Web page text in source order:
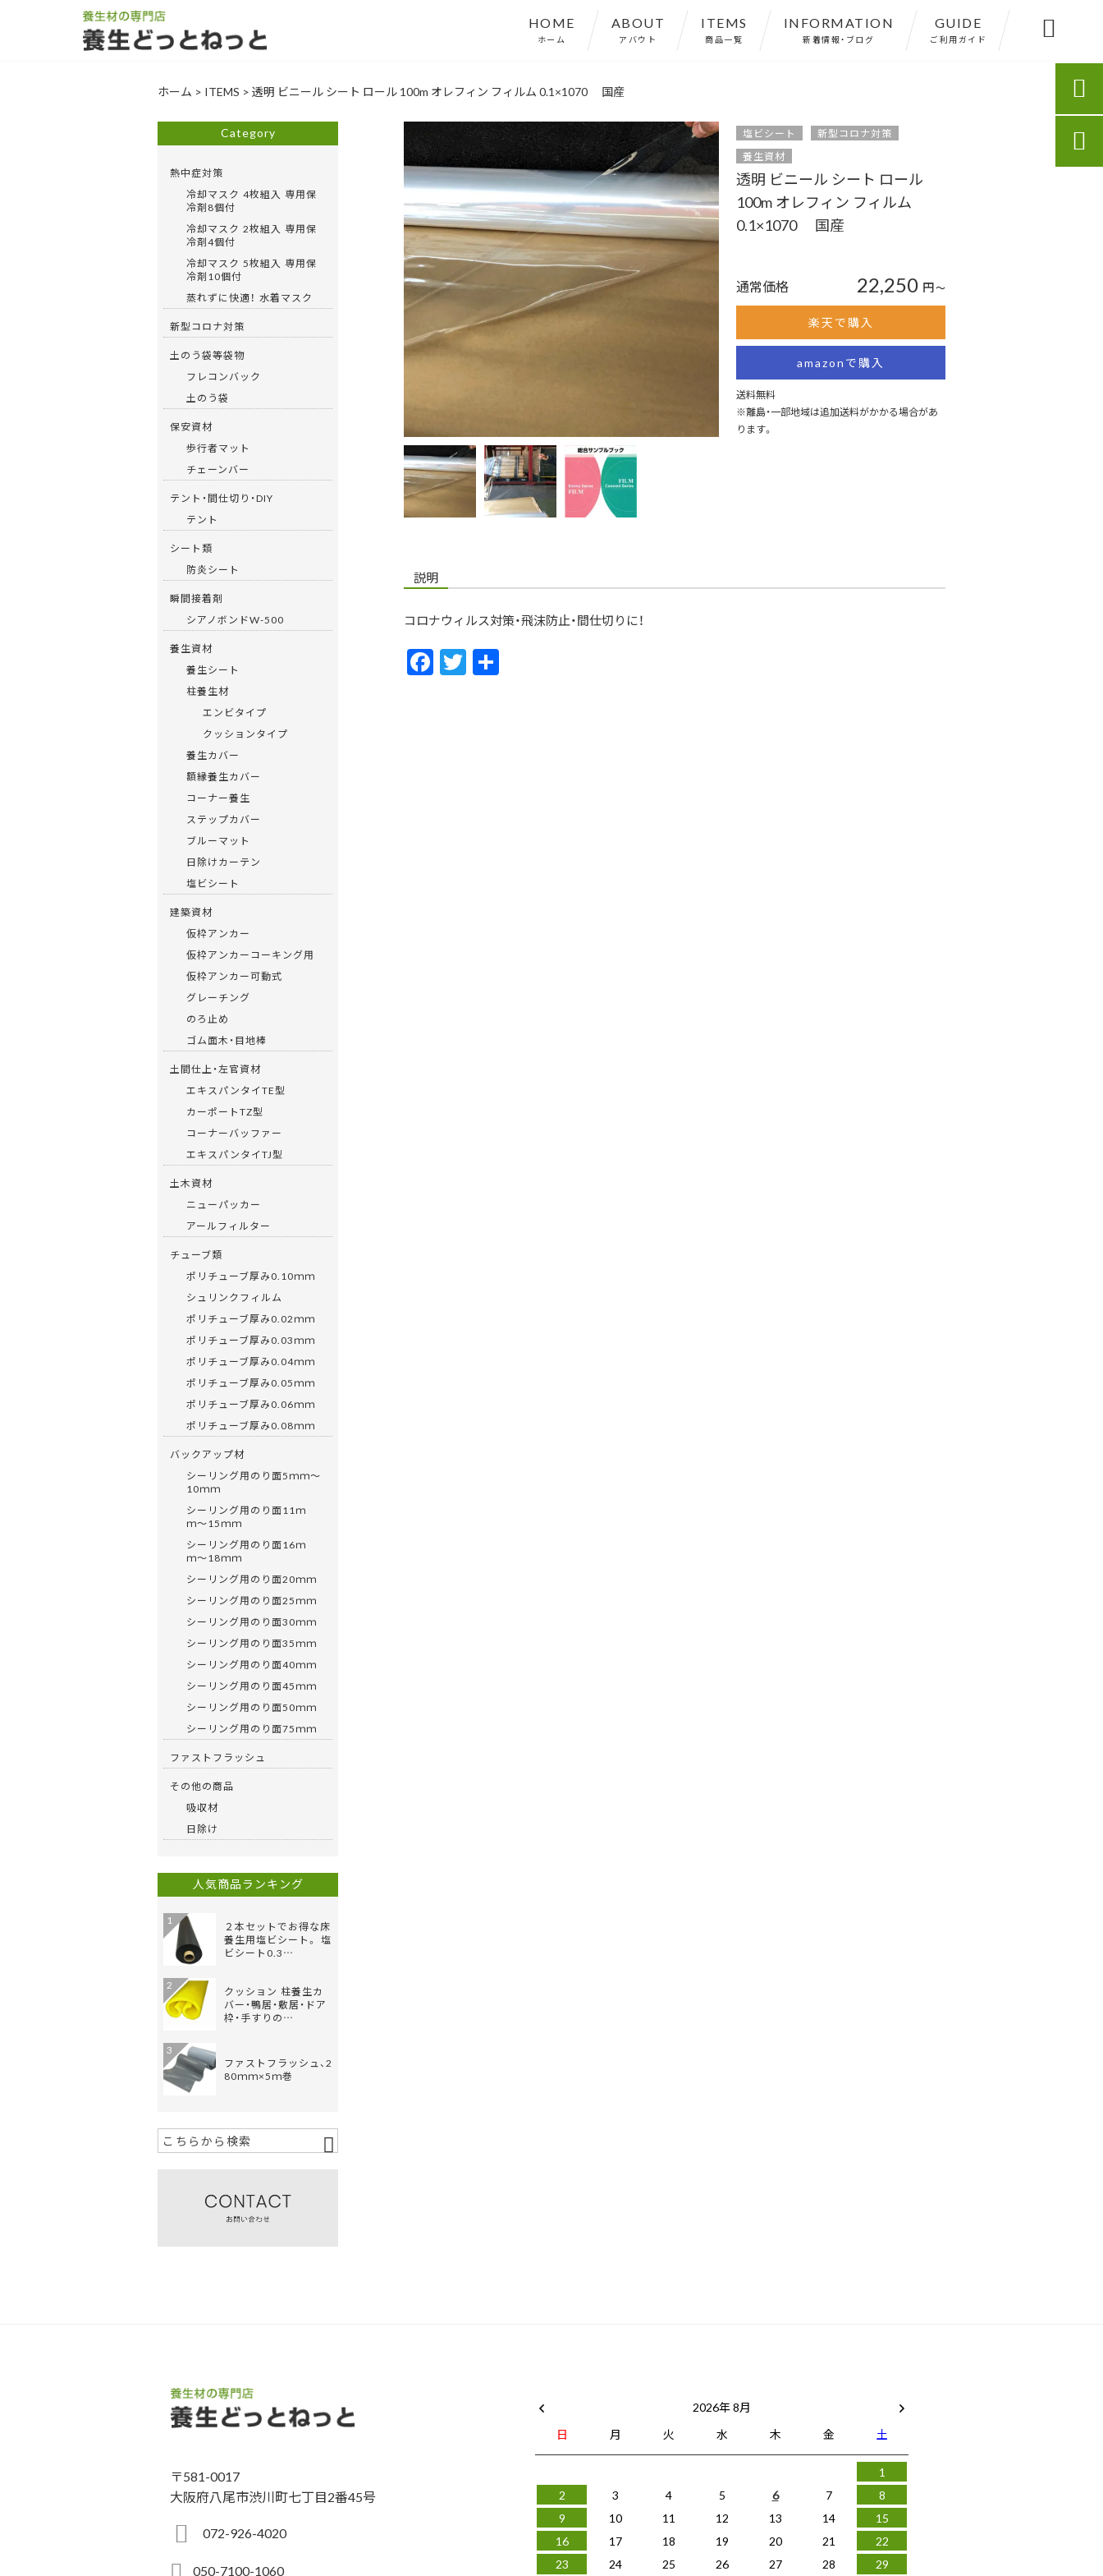
HOME
ホーム
ABOUT
アバウト
ITEMS
商品一覧
INFORMATION
新着情報・ブログ
GUIDE
ご利用ガイド 
ホーム > ITEMS > 透明 ビニール シート ロール 100m オレフィン フィルム 0.1×1070 国産
塩ビシート
新型コロナ対策
養生資材
透明 ビニール シート ロール
100m オレフィン フィルム
0.1×1070 国産
通常価格 22,250 円〜
楽天で購入
amazonで購入
送料無料
※離島・一部地域は追加送料がかかる場合があ
ります。
説明
コロナウィルス対策・飛沫防止・間仕切りに！
F
ac
T
w
Category
熱中症対策
冷却マスク 4枚組入 専用保
冷剤8個付
冷却マスク 2枚組入 専用保
冷剤4個付
冷却マスク 5枚組入 専用保
冷剤10個付
蒸れずに快適！ 水着マスク
新型コロナ対策
土のう袋等袋物
フレコンバック
土のう袋
保安資材
歩行者マット
チェーンバー
テント・間仕切り・DIY
テント
シート類
防炎シート
瞬間接着剤
シアノボンドW-500
養生資材
養生シート
柱養生材
エンビタイプ
クッションタイプ
養生カバー
額縁養生カバー
コーナー養生
ステップカバー
ブルーマット
日除けカーテン
塩ビシート
建築資材
仮枠アンカー
仮枠アンカーコーキング用
仮枠アンカー可動式
グレーチング
のろ止め
ゴム面木・目地棒
土間仕上・左官資材
エキスパンタイTE型
カーポートTZ型
コーナーバッファー
エキスパンタイTJ型
土木資材
ニューパッカー
アールフィルター
チューブ類
ポリチューブ厚み0.10ｍｍ
シュリンクフィルム
ポリチューブ厚み0.02ｍｍ
ポリチューブ厚み0.03ｍｍ
ポリチューブ厚み0.04ｍｍ
ポリチューブ厚み0.05ｍｍ
ポリチューブ厚み0.06ｍｍ
ポリチューブ厚み0.08ｍｍ
バックアップ材
シーリング用のり面5ｍｍ〜
10ｍｍ
シーリング用のり面11ｍ
ｍ〜15ｍｍ
シーリング用のり面16ｍ
ｍ〜18ｍｍ
シーリング用のり面20ｍｍ
シーリング用のり面25ｍｍ
シーリング用のり面30ｍｍ
シーリング用のり面35ｍｍ
シーリング用のり面40ｍｍ
シーリング用のり面45ｍｍ
シーリング用のり面50ｍｍ
シーリング用のり面75ｍｍ
ファストフラッシュ
その他の商品
吸収材
日除け
人気商品ランキング
２本セットでお得な床
養生用塩ビシート。 塩
ビシート0.3…
1
クッション 柱養生カ
バー・鴨居・敷居・ドア
枠・手すりの…
2
ファストフラッシュ、2
80ｍｍ×5ｍ巻
3
〒581-0017
大阪府八尾市渋川町七丁目2番45号
072-926-4020
050-7100-1060
2026年 8月
日
月 火 水 木 金 土
1
2
3 4 5 6 7
8
9
10 11 12 13 14
15
16
17 18 19 20 21
22
23
24 25 26 27 28 29

